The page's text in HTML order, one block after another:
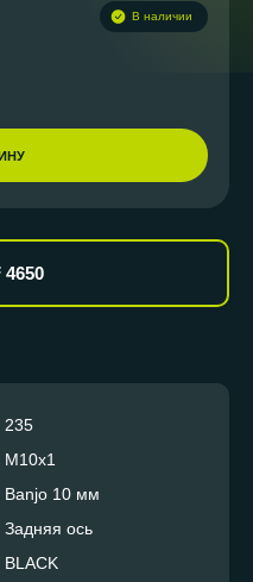
В наличии
4650
235
М10x1
Banjo 10 мм
Задняя ось
BLACK